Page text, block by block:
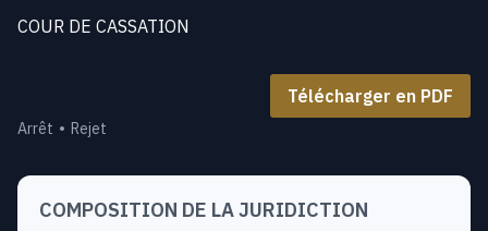
COUR DE CASSATION
Télécharger en PDF
Arrêt Rejet
COMPOSITION DE LA JURIDICTION